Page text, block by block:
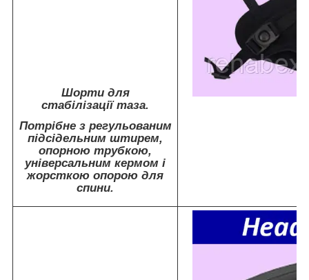
Шорти для
стабілізації таза.
Потрібне з регульованим
підсідельним штирем,
опорною трубкою,
універсальним кермом і
жорсткою опорою для
спини.